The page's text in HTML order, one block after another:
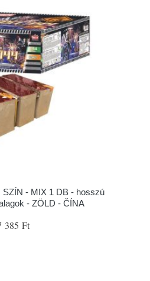
- MIX 1 DB - hosszú
- ZÖLD - ČÍNA
385 Ft